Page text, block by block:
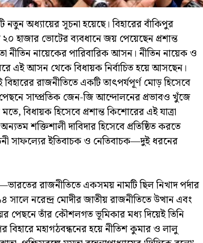
নতুন অধ্যায়ের সূচনা হয়েছে। বিহারের বাঁকিপুর
হাজার ভোটের ব্যবধানে জয় পেয়েছেন প্রশান্ত
নীতিন নায়েকের পারিবারিক আসন। নীতিন নায়েক ও
এই আসন থেকে বিধায়ক নির্বাচিত হয়ে আসছেন।
রাজনীতিতে একটি তাৎপর্যপূর্ণ মোড় হিসেবে
সাম্প্রতিক জেন-জি আন্দোলনের প্রভাবও খুঁজে
বিধায়ক হিসেবে প্রশান্ত কিশোরের এই যাত্রা
শক্তিশালী দাবিদার হিসেবে প্রতিষ্ঠিত করতে
সাফল্যের ইতিবাচক ও নেতিবাচক—দুই ধরনের
রাজনীতিতে একসময় নামটি ছিল নিখাদ পর্দার
নরেন্দ্র মোদীর জাতীয় রাজনীতিতে উত্থান এবং
পেছনে তাঁর কৌশলগত ভূমিকার মধ্য দিয়েই তিনি
মহাগঠবন্ধনের হয়ে নীতিশ কুমার ও লালু